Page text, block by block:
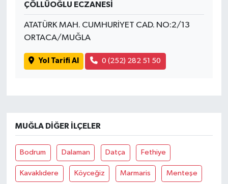
ÇÖLLÜOĞLU ECZANESİ
ATATÜRK MAH. CUMHURİYET CAD. NO:2/13
ORTACA/MUĞLA
Yol Tarifi Al 0 (252) 282 51 50
MUĞLA DIĞER İLÇELER
Bodrum Dalaman Datça Fethiye
Kavaklıdere Köyceğiz Marmaris Menteşe